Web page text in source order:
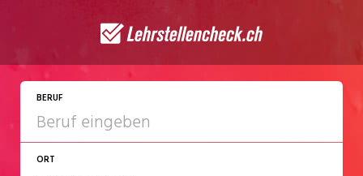
BERUF
ORT